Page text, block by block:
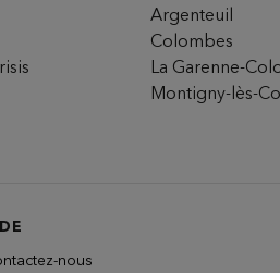
au même CLICHY
JAURES
Argenteuil
Colombes
La Garenne-
Montigny-lès-
nous